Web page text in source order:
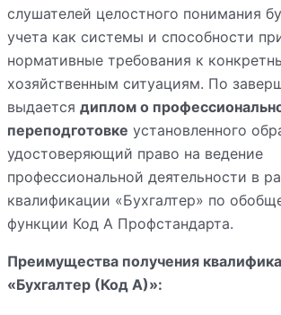
слушателей целостного понимания
учета как системы и способности
нормативные требования к
хозяйственным ситуациям. По
выдается диплом о
переподготовке установленного
удостоверяющий право на ведение
профессиональной деятельности в
квалификации «Бухгалтер» по
функции Код А Профстандарта.
Преимущества получения
«Бухгалтер (Код А)»: